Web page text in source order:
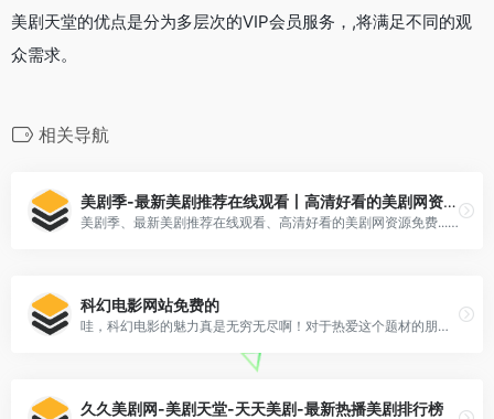
美剧天堂的优点是分为多层次的VIP会员服务，,将满足不同的观
众需求。
相关导航
美剧季-最新美剧推荐在线观看丨高清好看的美剧网资源免费
美剧季、最新美剧推荐在线观看、高清好看的美剧网资源免费... 美剧季,全宇宙最好看的美剧网站,看美剧的好选择,大尺度美剧随便看,最丰富的美剧排行榜,最棒的美剧推荐,尊贵的手机用户享有高清、流畅、无广告的观看体验。
科幻电影网站免费的
哇，科幻电影的魅力真是无穷无尽啊！对于热爱这个题材的朋友们来说，找到一个免费且内容全面的科幻电影网站可谓是一大[…]
久久美剧网-美剧天堂-天天美剧-最新热播美剧排行榜